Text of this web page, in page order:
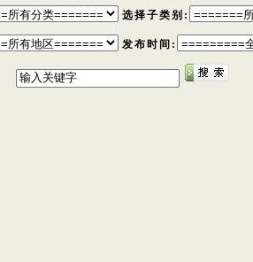
选择子类别:
发布时间: